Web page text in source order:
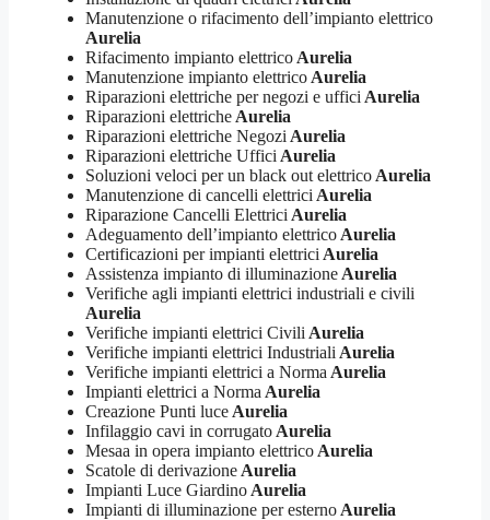
Manutenzione o rifacimento dell’impianto elettrico
Aurelia
Rifacimento impianto elettrico Aurelia
Manutenzione impianto elettrico Aurelia
Riparazioni elettriche per negozi e uffici Aurelia
Riparazioni elettriche Aurelia
Riparazioni elettriche Negozi Aurelia
Riparazioni elettriche Uffici Aurelia
Soluzioni veloci per un black out elettrico Aurelia
Manutenzione di cancelli elettrici Aurelia
Riparazione Cancelli Elettrici Aurelia
Adeguamento dell’impianto elettrico Aurelia
Certificazioni per impianti elettrici Aurelia
Assistenza impianto di illuminazione Aurelia
Verifiche agli impianti elettrici industriali e civili
Aurelia
Verifiche impianti elettrici Civili Aurelia
Verifiche impianti elettrici Industriali Aurelia
Verifiche impianti elettrici a Norma Aurelia
Impianti elettrici a Norma Aurelia
Creazione Punti luce Aurelia
Infilaggio cavi in corrugato Aurelia
Mesaa in opera impianto elettrico Aurelia
Scatole di derivazione Aurelia
Impianti Luce Giardino Aurelia
Impianti di illuminazione per esterno Aurelia